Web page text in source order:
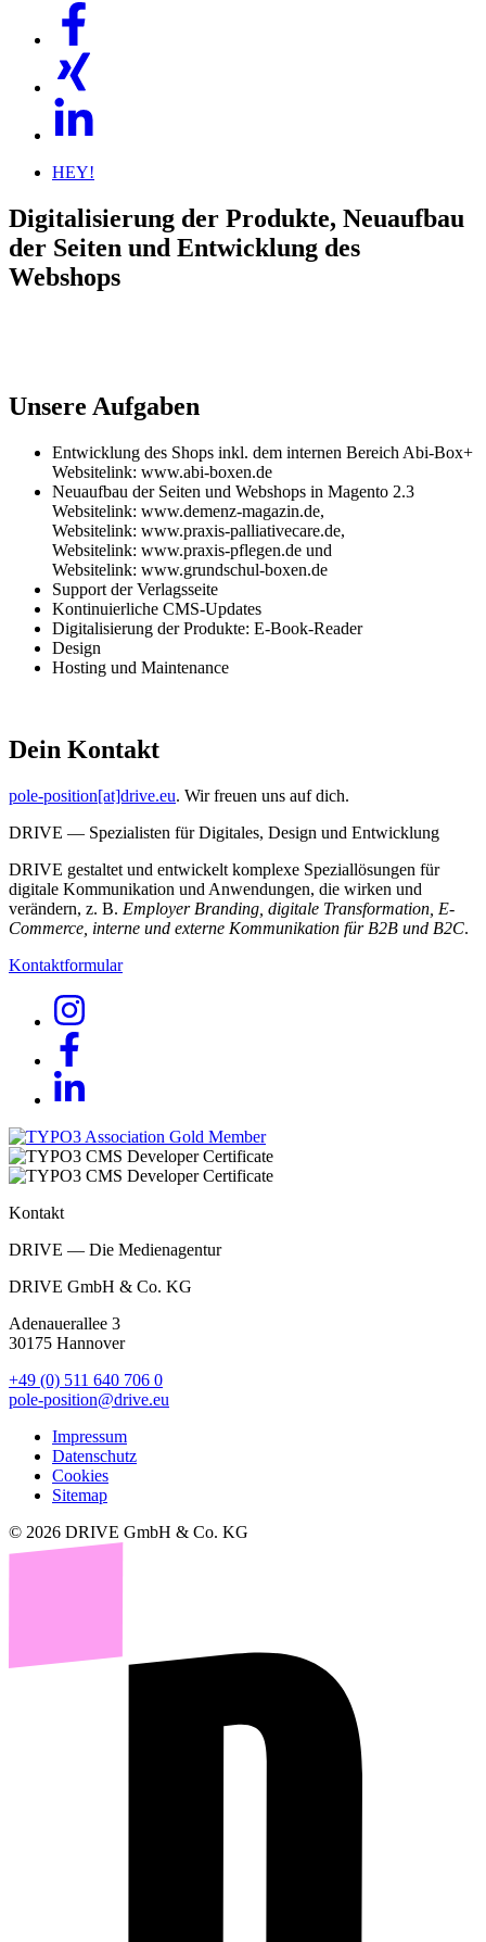
HEY!
Digitalisierung der Produkte, Neuaufbau
der Seiten und Entwicklung des
Webshops
Unsere Aufgaben
Entwicklung des Shops inkl. dem internen Bereich Abi-Box+
Websitelink: www.abi-boxen.de
Neuaufbau der Seiten und Webshops in Magento 2.3
Websitelink: www.demenz-magazin.de,
Websitelink: www.praxis-palliativecare.de,
Websitelink: www.praxis-pflegen.de und
Websitelink: www.grundschul-boxen.de
Support der Verlagsseite
Kontinuierliche CMS-Updates
Digitalisierung der Produkte: E-Book-Reader
Design
Hosting und Maintenance
Dein Kontakt
pole-position[at]drive.eu. Wir freuen uns auf dich.
DRIVE — Spezialisten für Digitales, Design und Entwicklung
DRIVE gestaltet und entwickelt komplexe Speziallösungen für
digitale Kommunikation und Anwendungen, die wirken und
verändern, z. B. Employer Branding, digitale Transformation, E-
Commerce, interne und externe Kommunikation für B2B und B2C.
Kontaktformular
Kontakt
DRIVE — Die Medienagentur
DRIVE GmbH & Co. KG
Adenauerallee 3
30175 Hannover
+49 (0) 511 640 706 0
pole-position@drive.eu
Impressum
Datenschutz
Cookies
Sitemap
© 2026 DRIVE GmbH & Co. KG